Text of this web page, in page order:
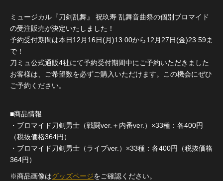
ミュージカル『刀剣乱舞』 祝玖寿 乱舞音曲祭の個別ブロマイド
の受注販売が決定いたしました！
予約受付期間は本日12月16日(月)13:00から12月27日(金)23:59ま
で！
刀ミュ公式通販4社にて予約受付期間中にご予約いただきました
お客様は、ご希望数を必ずご購入いただけます。この機会にぜひ
ご予約ください。
■商品情報
・ブロマイド刀剣男士（戦闘ver.＋内番ver.）×33種：各400円
（税抜価格364円）
・ブロマイド刀剣男士（ライブver.）×33種：各400円（税抜価格
364円）
※商品画像はグッズページをご確認ください。